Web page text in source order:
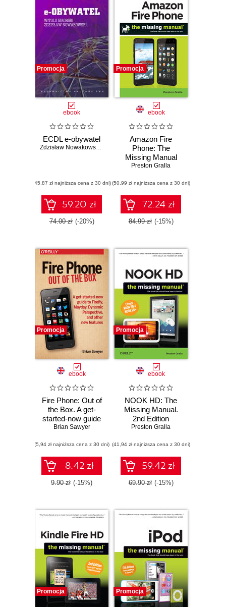
Promocja
ebook
ECDL e-obywatel
Zdzisław Nowakowski, Witold Sikorski
(45,87 zł najniższa cena z 30 dni)
59.20 zł
74.00 zł (-20%)
Promocja
ebook
Amazon Fire
Phone: The
Missing Manual
Preston Gralla
(50,99 zł najniższa cena z 30 dni)
72.24 zł
84.99 zł (-15%)
Promocja
ebook
Fire Phone: Out of
the Box. A get-
started-now guide
to Firefly, Mayday,
Perspective, and
other new features
Brian Sawyer
(5,94 zł najniższa cena z 30 dni)
8.42 zł
9.90 zł (-15%)
Promocja
ebook
NOOK HD: The
Missing Manual.
2nd Edition
Preston Gralla
(41,94 zł najniższa cena z 30 dni)
59.42 zł
69.90 zł (-15%)
Promocja Promocja